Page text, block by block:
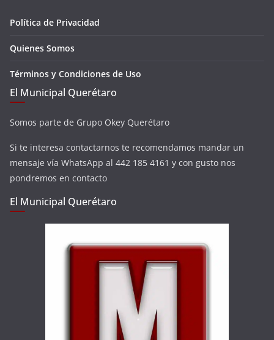
Política de Privacidad
Quienes Somos
Términos y Condiciones de Uso
El Municipal Querétaro
Somos parte de Grupo Okey Querétaro
Si te interesa contactarnos te recomendamos mandar un
mensaje vía WhatsApp al 442 185 4161 y con gusto nos
pondremos en contacto
El Municipal Querétaro